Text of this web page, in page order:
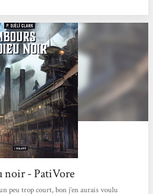
noir - PatiVore
peu trop court, bon j’en aurais voulu